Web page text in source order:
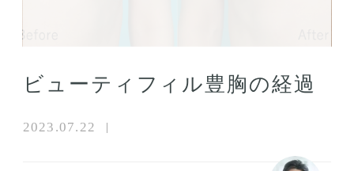
ビューティフィル豊胸の経過
2023.07.22